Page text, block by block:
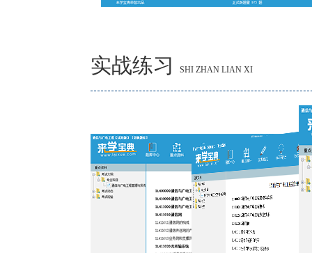
实战练习 SHI ZHAN LIAN XI